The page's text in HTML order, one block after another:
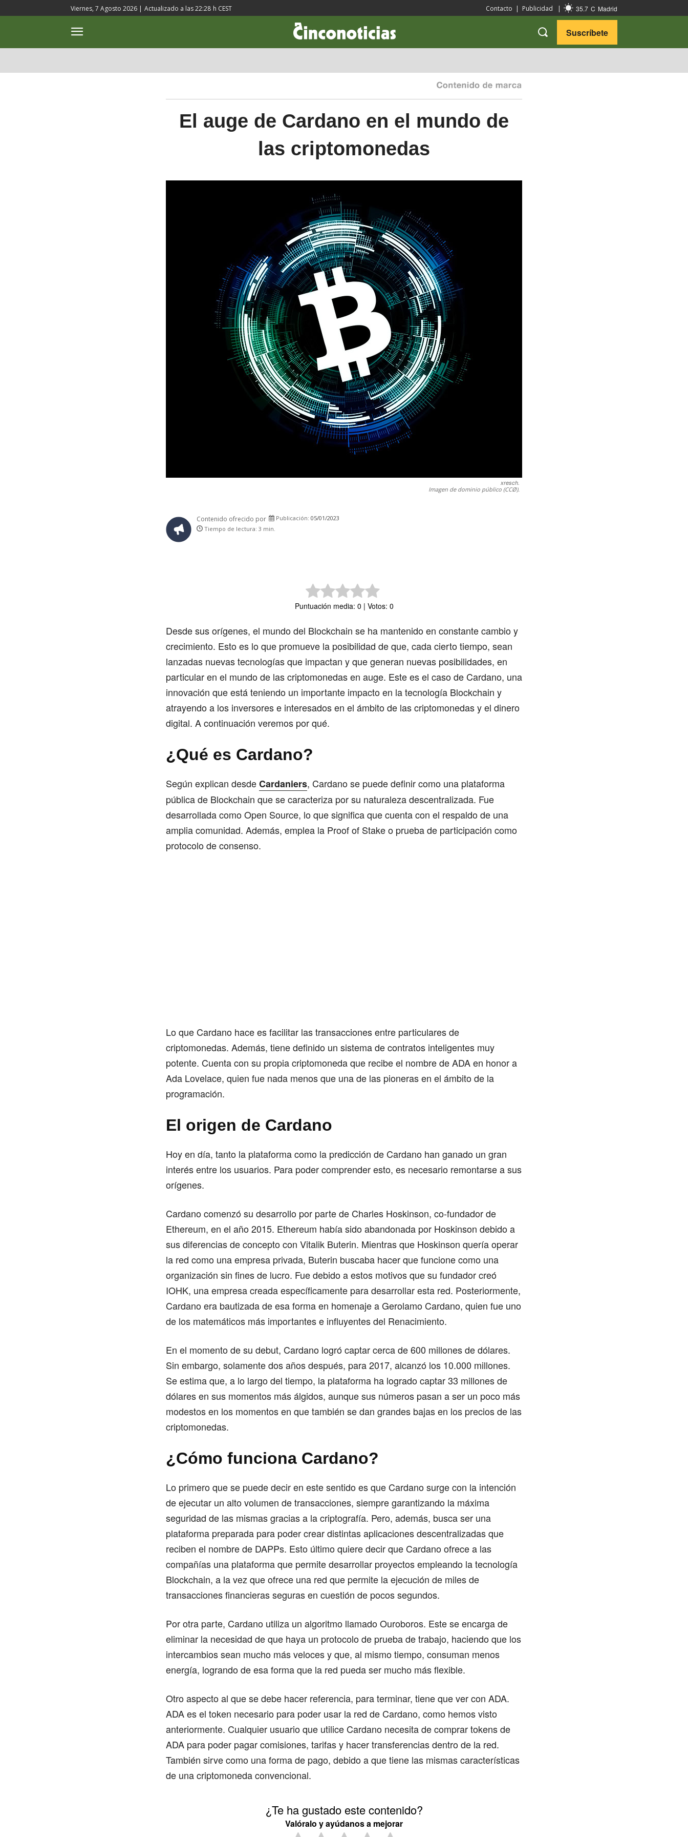
Viernes, 7 Agosto 2026 | Actualizado a las22:28 h CEST Contacto | Publicidad | 35.7 C Madrid
Suscríbete
El auge de Cardano en el mundo de
las criptomonedas
xresch.
Imagen de dominio público (CCØ).
Contenido ofrecido por Publicación: 05/01/2023
Tiempo de lectura: 3 min.
Puntuación media: 0 | Votos: 0
Desde sus orígenes, el mundo del Blockchain se ha mantenido en constante cambio y
crecimiento. Esto es lo que promueve la posibilidad de que, cada cierto tiempo, sean
lanzadas nuevas tecnologías que impactan y que generan nuevas posibilidades, en
particular en el mundo de las criptomonedas en auge. Este es el caso de Cardano, una
innovación que está teniendo un importante impacto en la tecnología Blockchain y
atrayendo a los inversores e interesados en el ámbito de las criptomonedas y el dinero
digital. A continuación veremos por qué.
¿Qué es Cardano?
Según explican desdeCardaniers, Cardano se puede definir como una plataforma
pública de Blockchain que se caracteriza por su naturaleza descentralizada. Fue
desarrollada como Open Source, lo que significa que cuenta con el respaldo de una
amplia comunidad. Además, emplea la Proof of Stake o prueba de participación como
protocolo de consenso.
Lo que Cardano hace es facilitar las transacciones entre particulares de
criptomonedas. Además, tiene definido un sistema de contratos inteligentes muy
potente. Cuenta con su propia criptomoneda que recibe el nombre de ADA en honor a
Ada Lovelace, quien fue nada menos que una de las pioneras en el ámbito de la
programación.
El origen de Cardano
Hoy en día, tanto la plataforma como la predicción de Cardano han ganado un gran
interés entre los usuarios. Para poder comprender esto, es necesario remontarse a sus
orígenes.
Cardano comenzó su desarrollo por parte de Charles Hoskinson, co-fundador de
Ethereum, en el año 2015. Ethereum había sido abandonada por Hoskinson debido a
sus diferencias de concepto con Vitalik Buterin. Mientras que Hoskinson quería operar
la red como una empresa privada, Buterin buscaba hacer que funcione como una
organización sin fines de lucro. Fue debido a estos motivos que su fundador creó
IOHK, una empresa creada específicamente para desarrollar esta red. Posteriormente,
Cardano era bautizada de esa forma en homenaje a Gerolamo Cardano, quien fue uno
de los matemáticos más importantes e influyentes del Renacimiento.
En el momento de su debut, Cardano logró captar cerca de 600 millones de dólares.
Sin embargo, solamente dos años después, para 2017, alcanzó los 10.000 millones.
Se estima que, a lo largo del tiempo, la plataforma ha logrado captar 33 millones de
dólares en sus momentos más álgidos, aunque sus números pasan a ser un poco más
modestos en los momentos en que también se dan grandes bajas en los precios de las
criptomonedas.
¿Cómo funciona Cardano?
Lo primero que se puede decir en este sentido es que Cardano surge con la intención
de ejecutar un alto volumen de transacciones, siempre garantizando la máxima
seguridad de las mismas gracias a la criptografía. Pero, además, busca ser una
plataforma preparada para poder crear distintas aplicaciones descentralizadas que
reciben el nombre de DAPPs. Esto último quiere decir que Cardano ofrece a las
compañías una plataforma que permite desarrollar proyectos empleando la tecnología
Blockchain, a la vez que ofrece una red que permite la ejecución de miles de
transacciones financieras seguras en cuestión de pocos segundos.
Por otra parte, Cardano utiliza un algoritmo llamado Ouroboros. Este se encarga de
eliminar la necesidad de que haya un protocolo de prueba de trabajo, haciendo que los
intercambios sean mucho más veloces y que, al mismo tiempo, consuman menos
energía, logrando de esa forma que la red pueda ser mucho más flexible.
Otro aspecto al que se debe hacer referencia, para terminar, tiene que ver con ADA.
ADA es el token necesario para poder usar la red de Cardano, como hemos visto
anteriormente. Cualquier usuario que utilice Cardano necesita de comprar tokens de
ADA para poder pagar comisiones, tarifas y hacer transferencias dentro de la red.
También sirve como una forma de pago, debido a que tiene las mismas características
de una criptomoneda convencional.
¿Te ha gustado este contenido?
Valóralo y ayúdanos a mejorar